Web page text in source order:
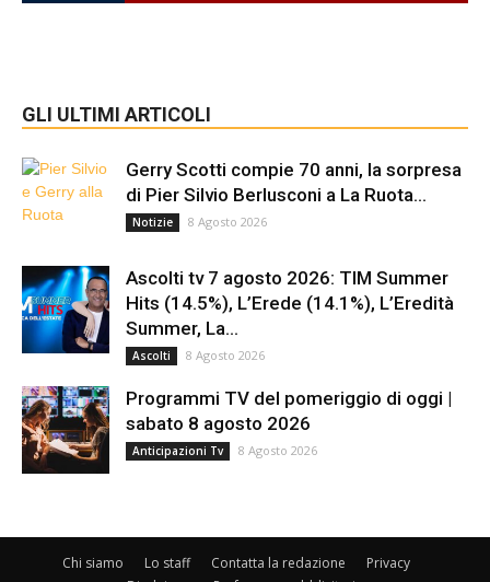
GLI ULTIMI ARTICOLI
Gerry Scotti compie 70 anni, la sorpresa
di Pier Silvio Berlusconi a La Ruota...
Notizie 8 Agosto 2026
Ascolti tv 7 agosto 2026: TIM Summer
Hits (14.5%), L’Erede (14.1%), L’Eredità
Summer, La...
Ascolti 8 Agosto 2026
Programmi TV del pomeriggio di oggi |
sabato 8 agosto 2026
Anticipazioni Tv 8 Agosto 2026
Chi siamo Lo staff Contatta la redazione
Privacy